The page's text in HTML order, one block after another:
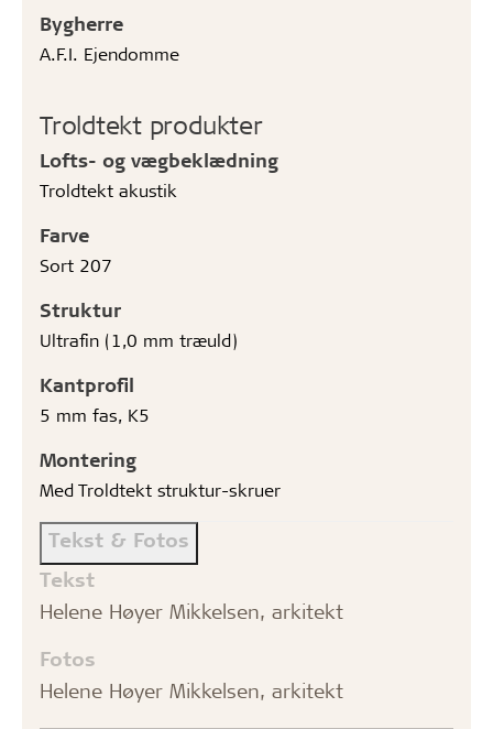
Bygherre
A.F.I. Ejendomme
Troldtekt produkter
Lofts- og vægbeklædning
Troldtekt akustik
Farve
Sort 207
Struktur
Ultrafin (1,0 mm træuld)
Kantprofil
5 mm fas, K5
Montering
Med Troldtekt struktur-skruer
Tekst & Fotos
Tekst
Helene Høyer Mikkelsen, arkitekt
Fotos
Helene Høyer Mikkelsen, arkitekt